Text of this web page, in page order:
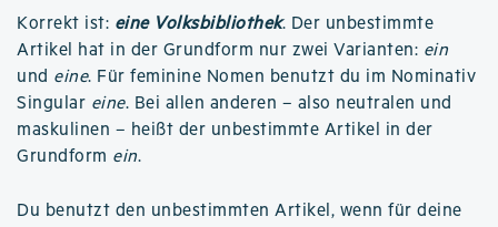
Korrekt ist: eine Volksbibliothek. Der unbestimmte
Artikel hat in der Grundform nur zwei Varianten: ein
und eine. Für feminine Nomen benutzt du im Nominativ
Singular eine. Bei allen anderen – also neutralen und
maskulinen – heißt der unbestimmte Artikel in der
Grundform ein.
Du benutzt den unbestimmten Artikel, wenn für deine